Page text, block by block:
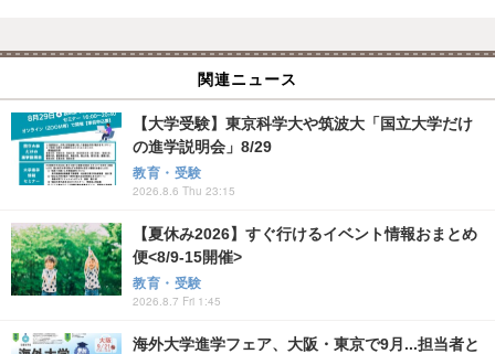
関連ニュース
【大学受験】東京科学大や筑波大「国立大学だけ
の進学説明会」8/29
教育・受験
2026.8.6 Thu 23:15
【夏休み2026】すぐ行けるイベント情報おまとめ
便<8/9-15開催>
教育・受験
2026.8.7 Fri 1:45
海外大学進学フェア、大阪・東京で9月...担当者と